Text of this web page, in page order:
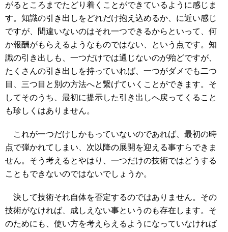
がるところまでたどり着くことができているように感じま
す。知識の引き出しをどれだけ抱え込めるか、に近い感じ
ですが、間違いないのはそれ一つできるからといって、何
か報酬がもらえるようなものではない、という点です。知
識の引き出しも、一つだけでは通じないのが殆どですが、
たくさんの引き出しを持っていれば、一つがダメでも二つ
目、三つ目と別の方法へと繋げていくことができます。そ
してそのうち、最初に提示した引き出しへ戻ってくること
も珍しくはありません。
これが一つだけしかもっていないのであれば、最初の時
点で弾かれてしまい、次以降の展開を迎える事すらできま
せん。そう考えるとやはり、一つだけの技術ではどうする
こともできないのではないでしょうか。
決して技術それ自体を否定するのではありません。その
技術がなければ、成しえない事というのも存在します。そ
のためにも、使い方を考えらえるようになっていなければ